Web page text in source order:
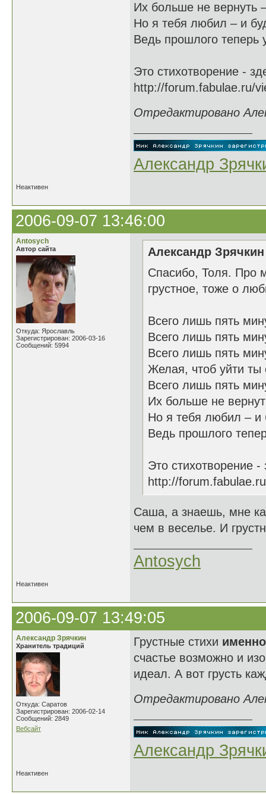
Их больше не вернуть
Но я тебя любил – и
Ведь прошлого
Это стихотворение -
http://forum.fabulae.ru/
Отредактировано
Александр
Неактивен
2006-09-07 13:46:00
Antosych
Автор сайта
Откуда: Ярославль
Зарегистрирован: 2006-03-16
Сообщений: 5994
Александр
Спасибо, Толя. Про
грустное, тоже о
Всего лишь пять
Всего лишь пять
Всего лишь пять
Желая, чтоб уйти ты
Всего лишь пять
Их больше не
Но я тебя любил – и
Ведь прошлого
Это стихотворение -
http://
Саша, а знаешь, мне
чем в веселье. И
Antosych
Неактивен
2006-09-07 13:49:05
Александр Зрячкин
Хранитель традиций
Откуда: Саратов
Зарегистрирован: 2006-02-14
Сообщений: 2849
Вебсайт
Грустные стихи
счастье возможно и
идеал. А вот грусть
Отредактировано
Александр
Неактивен